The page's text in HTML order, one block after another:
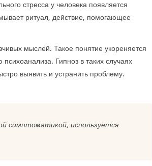
стресса у человека появляется
ритуал, действие, помогающее
мыслей. Такое понятие укореняется
Гипноз в таких случаях
выявить и устранить проблему.
симптоматикой, используется